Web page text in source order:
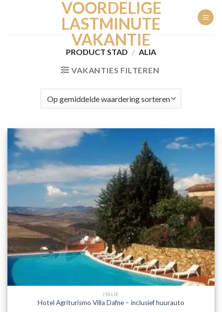
VOORDELIGE
LASTMINUTE
VAKANTIE
PRODUCT STAD / ALIA
VAKANTIES FILTEREN
ITALIË
Hotel Agriturismo Villa Dafne – inclusief huurauto